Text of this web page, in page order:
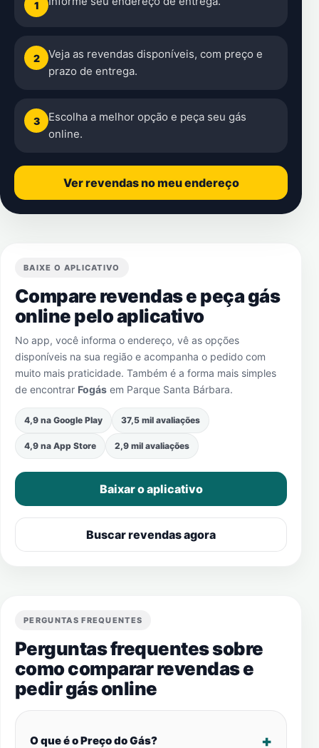
1
2
Veja as revendas disponíveis, com preço e
prazo de entrega.
3
Escolha a melhor opção e peça seu gás
online.
Ver revendas no meu endereço
BAIXE O APLICATIVO
Compare revendas e peça gás
online pelo aplicativo
No app, você informa o endereço, vê as opções
disponíveis na sua região e acompanha o pedido com
muito mais praticidade. Também é a forma mais simples
de encontrar Fogás em Parque Santa Bárbara.
4,9 na Google Play 37,5 mil avaliações
4,9 na App Store 2,9 mil avaliações
Baixar o aplicativo
Buscar revendas agora
PERGUNTAS FREQUENTES
Perguntas frequentes sobre
como comparar revendas e
pedir gás online
O que é o Preço do Gás?